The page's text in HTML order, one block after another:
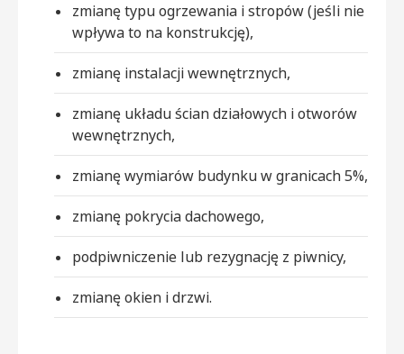
zmianę typu ogrzewania i stropów (jeśli nie
wpływa to na konstrukcję),
zmianę instalacji wewnętrznych,
zmianę układu ścian działowych i otworów
wewnętrznych,
zmianę wymiarów budynku w granicach 5%,
zmianę pokrycia dachowego,
podpiwniczenie lub rezygnację z piwnicy,
zmianę okien i drzwi.